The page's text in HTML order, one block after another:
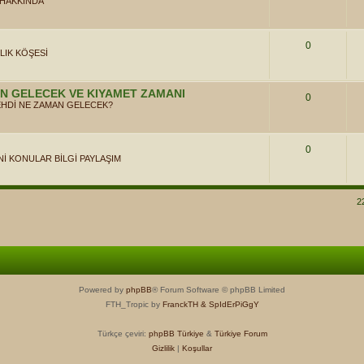
KÖŞESİ
0
GELECEK VE KIYAMET ZAMANI
NE ZAMAN GELECEK?
0
KONULAR BİLGİ PAYLAŞIM
0
Powered by phpBB® Forum Software © phpBB Limited
FTH_Tropic by FranckTH & SpIdErPiGgY
Türkçe çeviri: phpBB Türkiye & Türkiye Forum
Gizlilik | Koşullar